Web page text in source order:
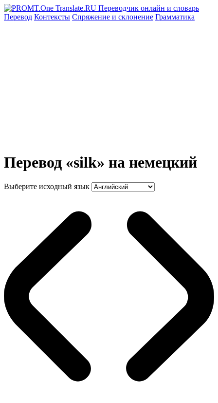
Перевод Контексты Спряжение и склонение Грамматика
Перевод «silk» на немецкий
Выберите исходный язык